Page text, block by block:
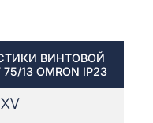
ВИНТОВОЙ
13 OMRON IP23